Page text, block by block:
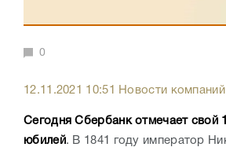
0
12.11.2021 10:51 Новости компаний
Сегодня Сбербанк отмечает свой
юбилей. В 1841 году император